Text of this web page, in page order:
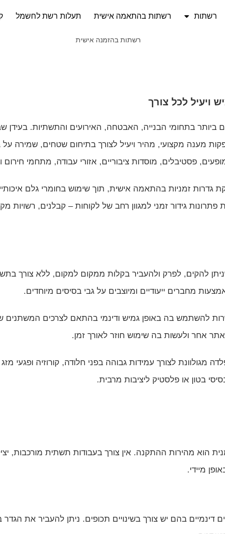
רשתות רשתות בהתאמה אישית תעלות רשת לחשמל
ויעיל לכל צורך
ביותר בתחומי הבנייה, האבטחה, האירועים והתשתיות. בעידן
מענה מקצועי, מהיר ויעיל לצורך בתיחום שטחים, שמירה על
פסטיבלים, מוסדות ציבוריים, אזורי עבודה, מתחמי חירום
גדרות זמניות בהתאמה אישית, תוך שימוש בחומרי גלם
גידור זמני למגוון רחב של לקוחות – קבלנים, רשויות
להקים, לפרק ולהעביר בקלות ממקום למקום, ללא צורך
מחברים ייעודיים ומיוצבים על גבי בסיסים מיוחדים.
להשתמש בה באופן גמיש ודינמי בהתאם לצרכים המשתנים
אחר ולעשות בה שימוש חוזר לאורך זמן.
מגולוונת לצורך עמידות גבוהה בפני חלודה, קורוזיה ופגעי
בטון או פלסטיק ליציבות מרבית.
הוא מהירות ההתקנה. אין צורך בעבודות תשתית מורכבות,
מיידי.
דינמיים בהם יש צורך בשינויים תכופים. ניתן להעביר את